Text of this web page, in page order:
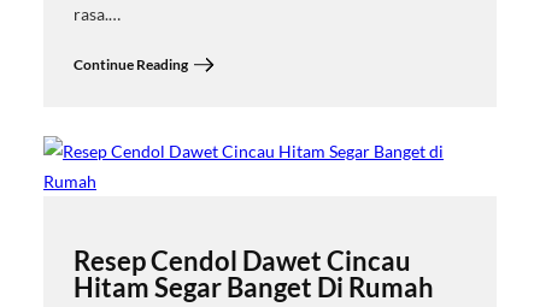
rasa.…
Continue Reading
Resep Cendol Dawet Cincau
Hitam Segar Banget Di Rumah